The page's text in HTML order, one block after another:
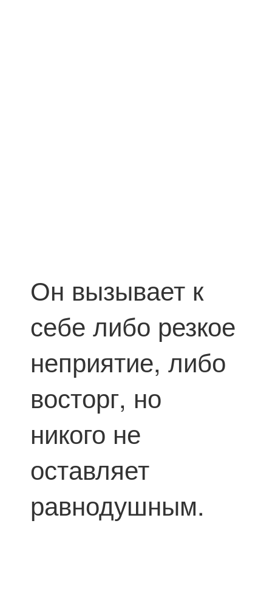
Он вызывает к
себе либо резкое
неприятие, либо
восторг, но
никого не
оставляет
равнодушным.